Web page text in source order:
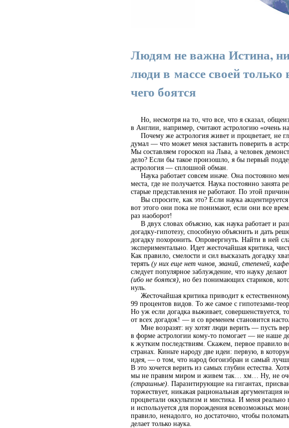
Людям не важна Истина,
люди в массе своей
чего боятся
Но, несмотря на то, что все, что я сказал,
в Англии, например, считают астрологию «очень
Почему же астрология живет и процветает, не
думал — что может меня заставить поверить в
Мы составляем гороскоп на Льва, а человек
дело? Если бы такое произошло, я бы первый
астрология — сплошной обман.
Наука работает совсем иначе. Она постоянно
места, где не получается. Наука постоянно
старые представления не работают. По этой
Вы спросите, как это? Если наука
вот этого они пока не понимают, если они все
раз наоборот!
В двух словах объясню, как наука работает и
догадку-гипотезу, способную объяснить и дать
догадку похоронить. Опровергнуть. Найти в ней
экспериментально. Идет жесточайшая критика,
Как правило, смелости и сил высказать догадку
терять (у них еще нет чинов, званий, степеней,
следует популярное заблуждение, что науку
(ибо не боятся) , но без понимающих стариков,
нуль.
Жесточайшая критика приводит к естественному
99 процентов видов. То же самое с гипотезами-
Но уж если догадка выживает, совершенствуется,
от всех догадок! — и со временем становится
Мне возразят: ну хотят люди верить — пусть
в форме астрологии кому-то помогает — не наше
к жутким последствиям. Скажем, первое правило
странах. Киньте народу две идеи: первую, в
идея, — о том, что народ богоизбран и самый
В это хочется верить из самых глубин естества.
мы не правим миром и живем так… хм… Ну, не
(страшные) . Паразитирующие на гигантах,
торжествует, никакая рациональная
процветали оккультизм и мистика. И меня реально
и используется для порождения всевозможных
правило, ненадолго, но достаточно, чтобы
делает только наука.